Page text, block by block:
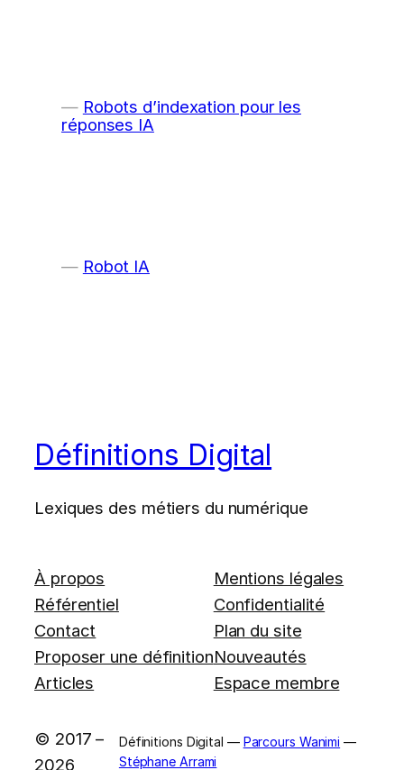
Robots d’indexation pour les
réponses IA
Robot IA
Définitions Digital
Lexiques des métiers du numérique
À propos
Référentiel
Contact
Proposer une définition
Articles
Mentions légales
Confidentialité
Plan du site
Nouveautés
Espace membre
© 2017 –
2026
Définitions Digital — Parcours Wanimi —
Stéphane Arrami